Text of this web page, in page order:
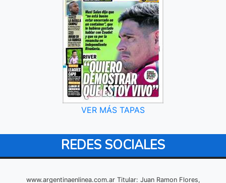
VER MÁS TAPAS
REDES SOCIALES
www.argentinaenlinea.com.ar Titular: Juan Ramon Flores,